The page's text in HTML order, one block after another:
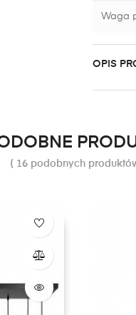
Waga
OPIS
( 16 podobnych